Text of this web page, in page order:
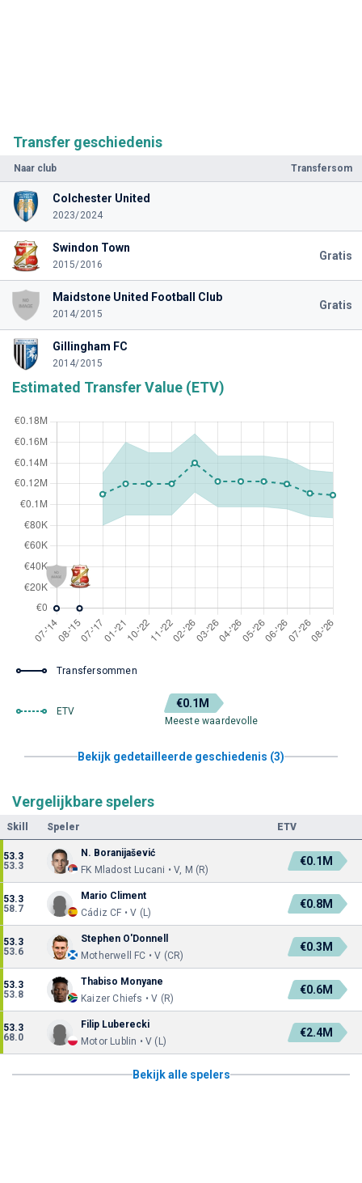
Transfer geschiedenis
Naar club Transfersom
Colchester United
2023/2024
Swindon Town
2015/2016
Gratis
Maidstone United Football Club
2014/2015
Gratis
Gillingham FC
2014/2015
Estimated Transfer Value (ETV)
Transfersommen
ETV
€0.1M
Meeste waardevolle
Bekijk gedetailleerde geschiedenis (3)
Vergelijkbare spelers
Skill Speler ETV
53.3
53.3
N. Boranijašević
FK Mladost Lucani • V, M (R)
€0.1M
53.3
58.7
Mario Climent
Cádiz CF • V (L)
€0.8M
53.3
53.6
Stephen O'Donnell
Motherwell FC • V (CR)
€0.3M
53.3
53.8
Thabiso Monyane
Kaizer Chiefs • V (R)
€0.6M
53.3
68.0
Filip Luberecki
Motor Lublin • V (L)
€2.4M
Bekijk alle spelers